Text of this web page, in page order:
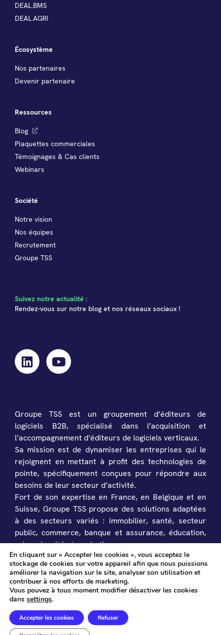
DEAL.BMS
DEAL.AGRI
Écosystème
Nos partenaires
Devenir partenaire
Ressources
Blog
Plaquettes commerciales
Témoignages & Cas clients
Webinars
Société
Notre vision
Nos équipes
Recrutement
Groupe TSS
Suivez notre actualité :
Rendez-vous sur notre blog et nos réseaux sociaux !
Groupe TSS est un groupement d’éditeurs de
logiciels B2B, spécialisé dans l’acquisition et
l’accompagnement d’éditeurs de logiciels verticaux.
Sa mission est de dynamiser les entreprises qui le
rejoignent en mettant à profit des technologies de
pointe, spécifiquement conçues pour répondre aux
besoins de leur secteur d’activité.
Fort de son expertise en France, en Belgique et en
Suisse, Groupe TSS propose des solutions adaptées
à des secteurs variés : immobilier, santé, secteur
public, commerce, banque et assurance, éducation,
cybersécurité et marketing.
Tous droits réservés © DEAL SOFTWARE 2026
Mentions légales
Politique de confidentialité & cookies
En cliquant sur « Accepter les cookies », vous acceptez le
stockage de cookies sur votre appareil afin que nous puissions
améliorer la navigation sur le site, analyser son utilisation et
contribuer à nos efforts de marketing.
Vous pouvez à tous moment modifier désactiver les cookies
dans settings.
Accepter les cookies Refuser